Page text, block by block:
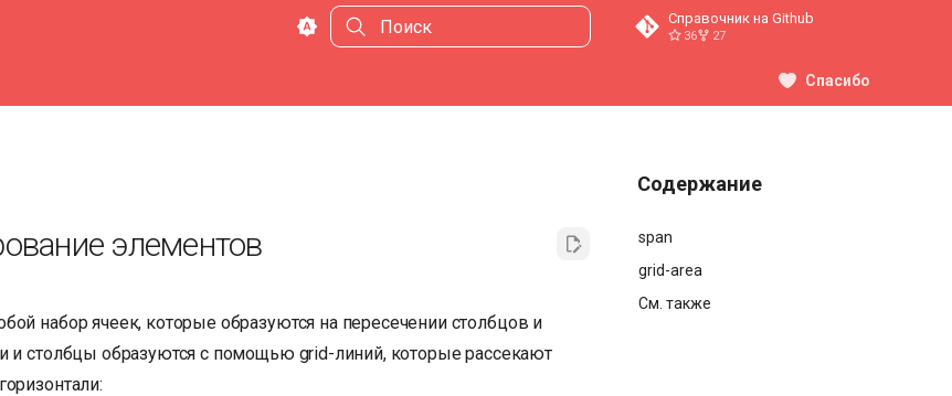
Справочник на Github
36 27
Спасибо
Содержание
span
grid-area
См. также
элементов
набор ячеек, которые образуются на пересечении столбцов и
и столбцы образуются с помощью grid-линий, которые рассекают